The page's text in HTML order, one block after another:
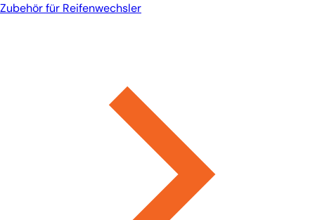
Zubehör für Reifenwechsler